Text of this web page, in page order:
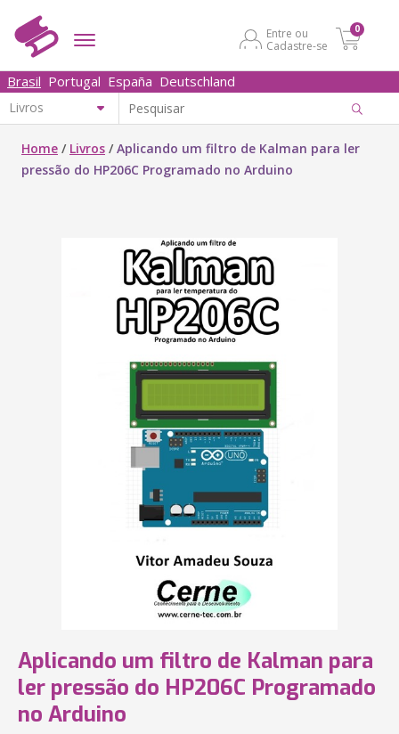
Entre ou
Cadastre-se
0
Brasil Portugal España Deutschland
Home / Livros /Aplicando um filtro de Kalman para ler
pressão do HP206C Programado no Arduino
Aplicando um filtro de Kalman para
ler pressão do HP206C Programado
no Arduino